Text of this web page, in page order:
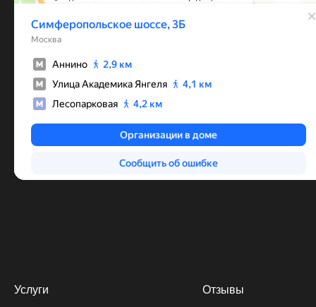
Услуги
Отзывы